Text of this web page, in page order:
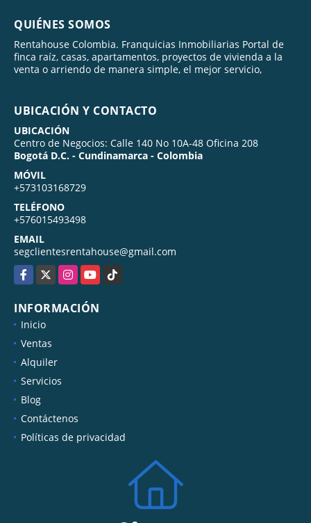
QUIÉNES SOMOS
Rentahouse Colombia. Franquicias Inmobiliarias Portal de
finca raíz, casas, apartamentos, proyectos de vivienda a la
venta o arriendo de manera simple, el mejor servicio,
UBICACIÓN Y CONTACTO
UBICACIÓN
Centro de Negocios: Calle 140 No 10A-48 Oficina 208
Bogotá D.C. - Cundinamarca - Colombia
MÓVIL
+573103168729
TELÉFONO
+576015493498
EMAIL
segclientesrentahouse@gmail.com
Facebook
X InstagramYouTubeTikTok
INFORMACIÓN
Inicio
Ventas
Alquiler
Servicios
Blog
Contáctenos
Políticas de privacidad